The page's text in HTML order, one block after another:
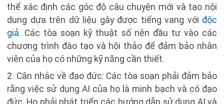
thể xác định các góc độ câu chuyện mới và tạo nội
dung dựa trên dữ liệu gây được tiếng vang với độc
giả. Các tòa soạn kỹ thuật số nên đầu tư vào các
chương trình đào tạo và hội thảo để đảm bảo nhân
viên của họ có những kỹ năng cần thiết.
2. Cân nhắc về đạo đức: Các tòa soạn phải đảm bảo
rằng việc sử dụng AI của họ là minh bạch và có đạo